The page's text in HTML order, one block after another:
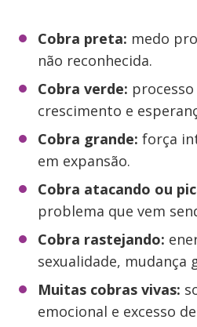
Cobra preta: medo
não reconhecida.
Cobra verde:
crescimento e
Cobra grande: força
em expansão.
Cobra atacando ou
problema que vem
Cobra rastejando:
sexualidade, mudança
Muitas cobras vivas:
emocional e excesso